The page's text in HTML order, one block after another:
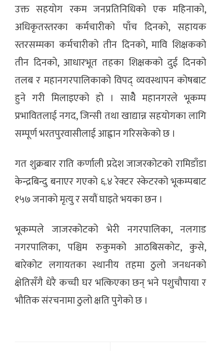
उक्त सहयोग रकम जनप्रतिनिधिको एक महिनाको,
अधिकृतस्तरका कर्मचारीको पाँच दिनको, सहायक
स्तरसम्मका कर्मचारीको तीन दिनको, मावि शिक्षकको
तीन दिनको, आधारभूत तहका शिक्षकको दुई दिनको
तलब र महानगरपालिकाको विपद् व्यवस्थापन कोषबाट
हुने गरी मिलाइएको हो । साथेै महानगरले भूकम्प
प्रभावितलाई नगद, जिन्सी तथा खाद्यान्न सहयोगका लागि
सम्पूर्ण भरतपुरवासीलाई आह्वान गरिसकेको छ ।
गत शुक्रबार राति कर्णाली प्रदेश जाजरकोटको रामिडाँडा
केन्द्रबिन्दु बनाएर गएको ६.४ रेक्टर स्केटरको भूकम्पबाट
१५७ जनाकाे मृत्यु र सयौं घाइते भयका छन ।
भूकम्पले जाजरकोटको भेरी नगरपालिका, नलगाड
नगरपालिका, पश्चिम रुकुमको आठबिसकोट, कुसे,
बारेकोट लगायतका स्थानीय तहमा ठुलो जनधनको
क्षेतिसँगै धेरै कच्ची घर भत्किएका छन् भने पशुचौपाया र
भौतिक संरचनामा ठुलो क्षति पुगेको छ ।